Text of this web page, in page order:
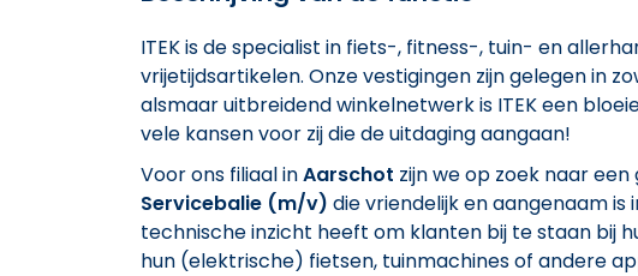
ITEK is de specialist in fiets-, fitness-, tuin- en
vrijetijdsartikelen. Onze vestigingen zijn gelegen in
alsmaar uitbreidend winkelnetwerk is ITEK een
vele kansen voor zij die de uitdaging aangaan!
Voor ons filiaal inAarschot zijn we op zoek naar
Servicebalie (m/v) die vriendelijk en aangenaam
technische inzicht heeft om klanten bij te staan bij
hun (elektrische) fietsen, tuinmachines of andere